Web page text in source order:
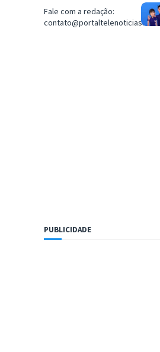
Fale com a redação:
contato@portaltelenoticias.com
PUBLICIDADE